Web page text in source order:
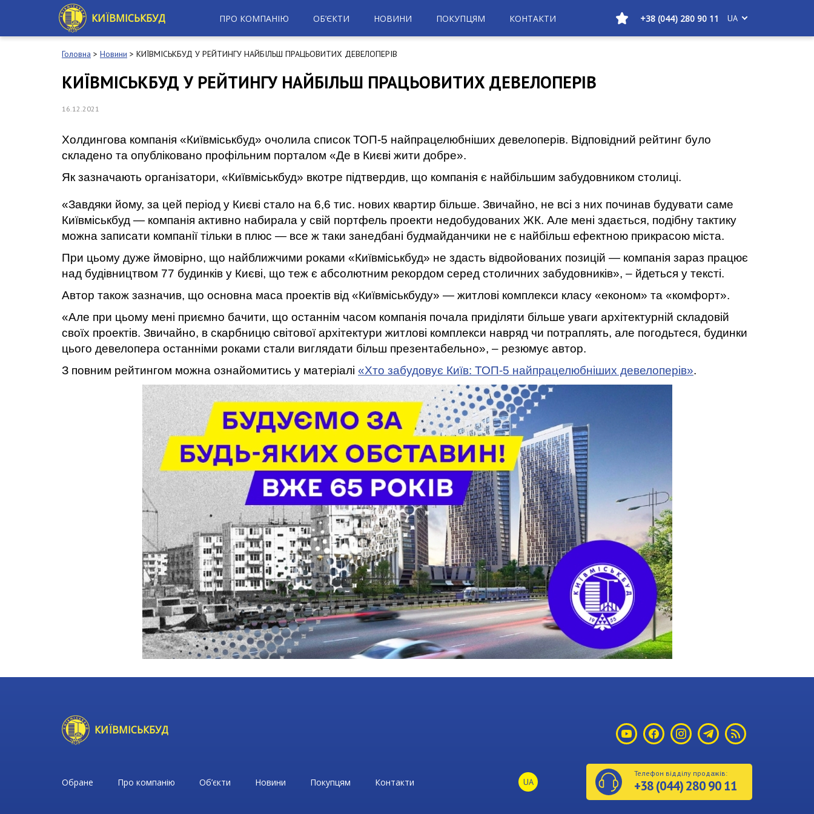
p
КИЇВМІСЬКБУД ПРО КОМПАНІЮ ОБ’ЄКТИ НОВИНИ ПОКУПЦЯМ КОНТАКТИ +38 (044) 280 90 11 UA
Головна > Новини > КИЇВМІСЬКБУД У РЕЙТИНГУ НАЙБІЛЬШ ПРАЦЬОВИТИХ ДЕВЕЛОПЕРІВ
КИЇВМІСЬКБУД У РЕЙТИНГУ НАЙБІЛЬШ ПРАЦЬОВИТИХ ДЕВЕЛОПЕРІВ
16.12.2021
Холдингова компанія «Київміськбуд» очолила список ТОП-5 найпрацелюбніших девелоперів. Відповідний рейтинг було
складено та опубліковано профільним порталом «Де в Києві жити добре».
Як зазначають організатори, «Київміськбуд» вкотре підтвердив, що компанія є найбільшим забудовником столиці.
«Завдяки йому, за цей період у Києві стало на 6,6 тис. нових квартир більше. Звичайно, не всі з них починав будувати саме
Київміськбуд — компанія активно набирала у свій портфель проекти недобудованих ЖК. Але мені здається, подібну тактику
можна записати компанії тільки в плюс — все ж таки занедбані будмайданчики не є найбільш ефектною прикрасою міста.
При цьому дуже ймовірно, що найближчими роками «Київміськбуд» не здасть відвойованих позицій — компанія зараз працює
над будівництвом 77 будинків у Києві, що теж є абсолютним рекордом серед столичних забудовників», – йдеться у тексті.
Автор також зазначив, що основна маса проектів від «Київміськбуду» — житлові комплекси класу «економ» та «комфорт».
«Але при цьому мені приємно бачити, що останнім часом компанія почала приділяти більше уваги архітектурній складовій
своїх проектів. Звичайно, в скарбницю світової архітектури житлові комплекси навряд чи потраплять, але погодьтеся, будинки
цього девелопера останніми роками стали виглядати більш презентабельно», – резюмує автор.
З повним рейтингом можна ознайомитись у матеріалі «Хто забудовує Київ: ТОП-5 найпрацелюбніших девелоперів».
КИЇВМІСЬКБУД
Обране Про компанію Об’єкти Новини Покупцям Контакти UA
Телефон відділу продажів:
+38(044)280 90 11